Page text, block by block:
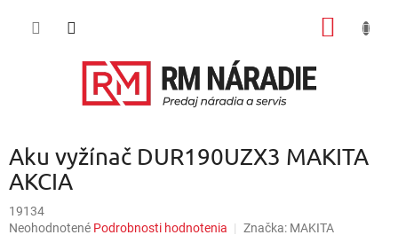
Aku vyžínač DUR190UZX3 MAKITA
AKCIA
19134
Priemerné
Neohodnotené Podrobnosti hodnotenia Značka: MAKITA